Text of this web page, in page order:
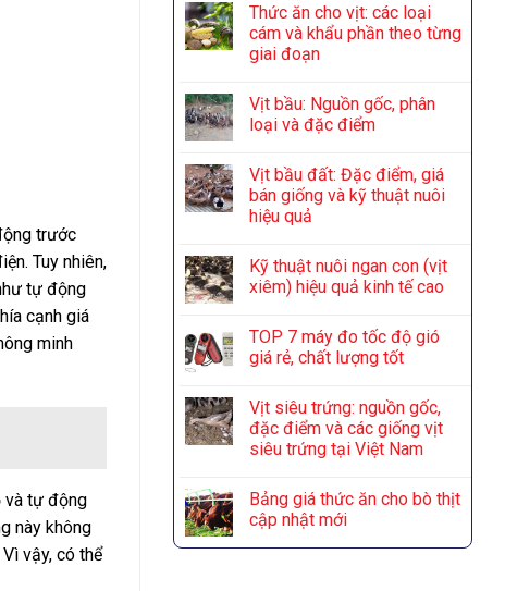
trước
Tuy nhiên,
tự động
cạnh giá
minh
và tự động
này không
vậy, có thể
Thức ăn cho vịt: các loại
cám và khẩu phần theo từng
giai đoạn
Vịt bầu: Nguồn gốc, phân
loại và đặc điểm
Vịt bầu đất: Đặc điểm, giá
bán giống và kỹ thuật nuôi
hiệu quả
Kỹ thuật nuôi ngan con (vịt
xiêm) hiệu quả kinh tế cao
TOP 7 máy đo tốc độ gió
giá rẻ, chất lượng tốt
Vịt siêu trứng: nguồn gốc,
đặc điểm và các giống vịt
siêu trứng tại Việt Nam
Bảng giá thức ăn cho bò thịt
cập nhật mới